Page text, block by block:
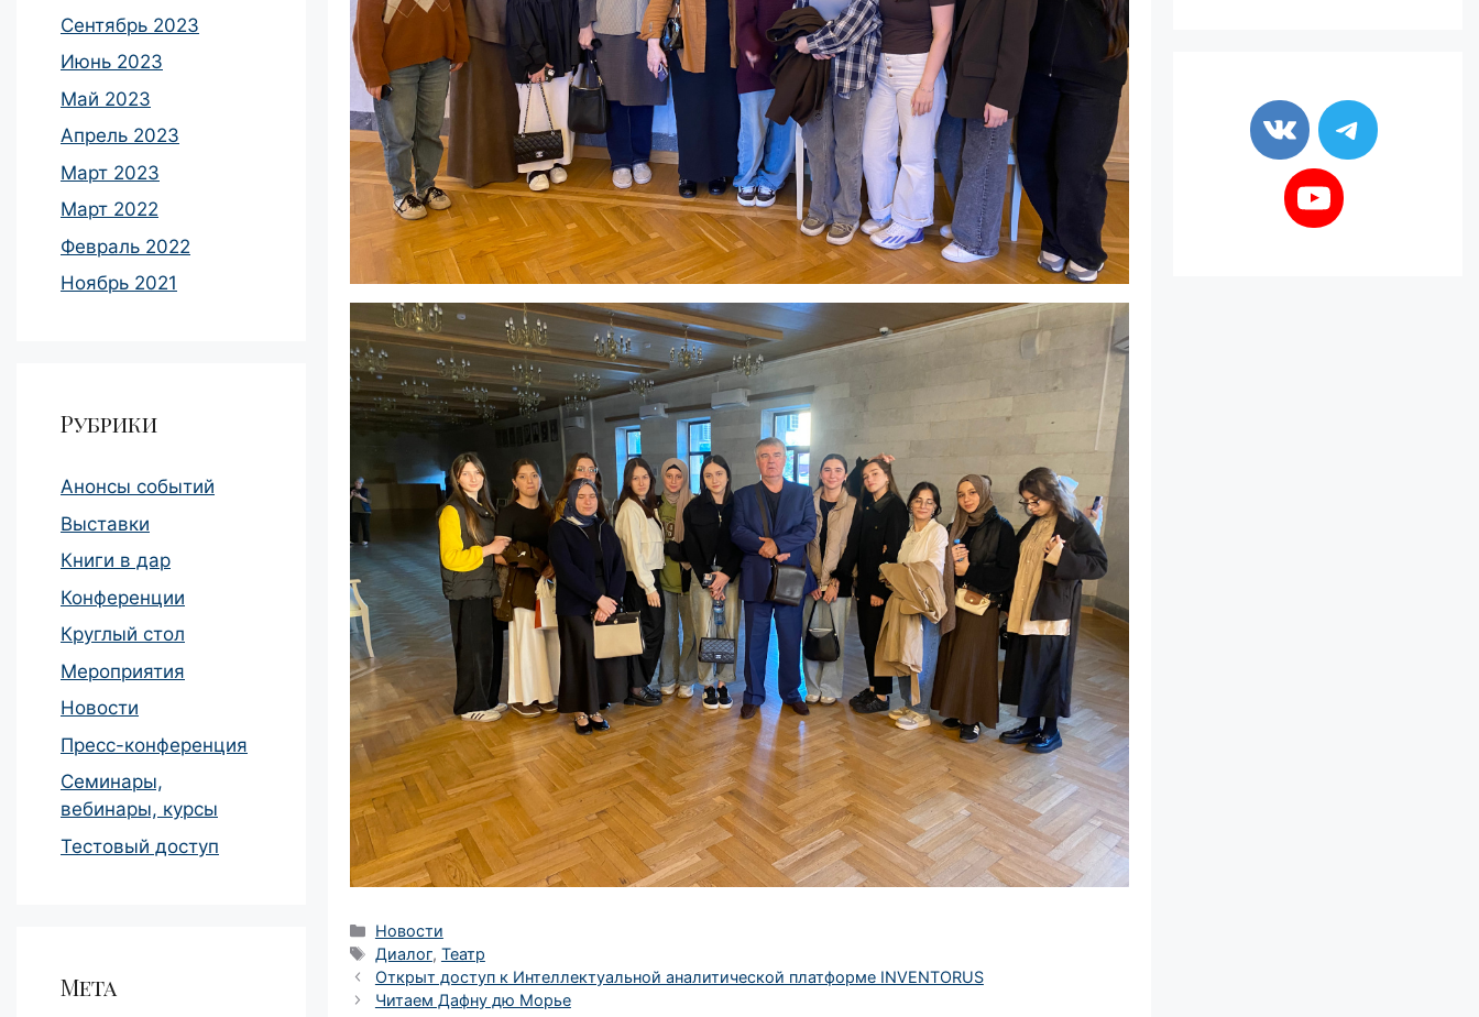
Рубрики
Новости
Метки
Диалог, Театр
Навигация
записи
Открыт доступ к Интеллектуальной аналитической платформе INVENTORUS
Читаем Дафну дю Морье
Сентябрь 2023
Июнь 2023
Май 2023
Апрель 2023
Март 2023
Март 2022
Февраль 2022
Ноябрь 2021
Рубрики
Анонсы событий
Выставки
Книги в дар
Конференции
Круглый стол
Мероприятия
Новости
Пресс-конференция
Семинары,
вебинары, курсы
Тестовый доступ
Мета